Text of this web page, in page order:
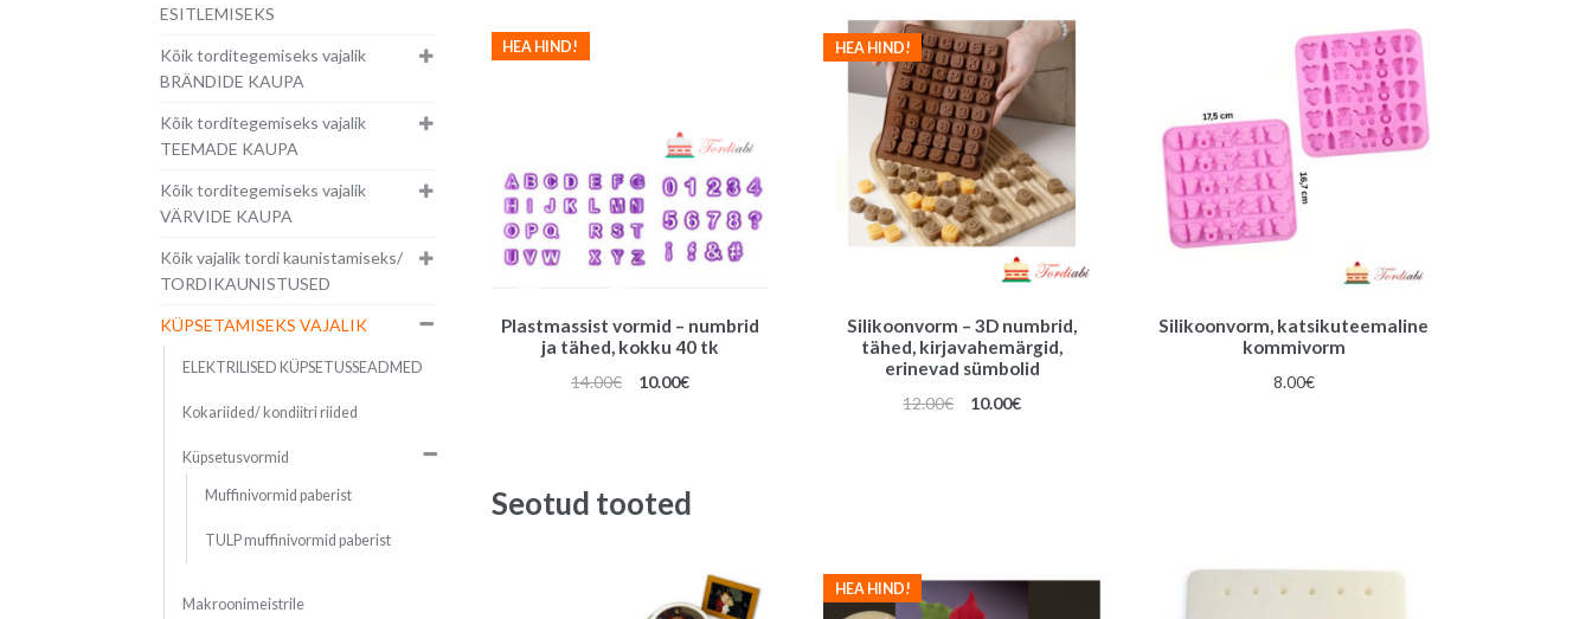
Plastmassist vormid – numbrid
ja tähed, kokku 40 tk
HEA HIND!
14.00€
Algne
10.00€Praegune
Silikoonvorm – 3D numbrid,
tähed, kirjavahemärgid,
erinevad sümbolid
HEA HIND!
12.00€
Algne
10.00€Praegune
Silikoonvorm, katsikuteemaline
kommivorm
8.00€
Seotud tooted
HEA HIND!
ESITLEMISEKS
Kõik torditegemiseks vajalik
BRÄNDIDE KAUPA
Kõik torditegemiseks vajalik
TEEMADE KAUPA
Kõik torditegemiseks vajalik
VÄRVIDE KAUPA
Kõik vajalik tordi kaunistamiseks/
TORDIKAUNISTUSED
KÜPSETAMISEKS VAJALIK
ELEKTRILISED KÜPSETUSSEADMED
Kokariided/ kondiitri riided
Küpsetusvormid
Muffinivormid paberist
TULP muffinivormid paberist
Makroonimeistrile